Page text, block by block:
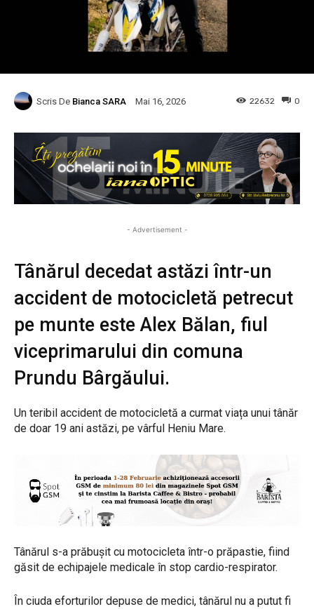
Scris De Bianca SARA Mai 16, 2026 0
22632
- Advertisement -
Tânărul decedat astăzi într-un
accident de motocicletă petrecut
pe munte este Alex Bălan, fiul
viceprimarului din comuna
Prundu Bârgăului.
Un teribil accident de motocicletă a curmat viața unui tânăr
de doar 19 ani astăzi, pe vârful Heniu Mare.
Tânărul s-a prăbușit cu motocicleta într-o prăpastie, fiind
găsit de echipajele medicale în stop cardio-respirator.
În ciuda eforturilor depuse de medici, tânărul nu a putut fi